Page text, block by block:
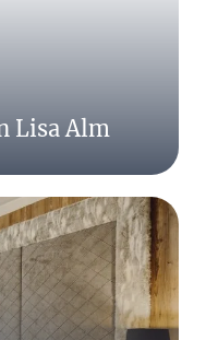
Lisa Alm